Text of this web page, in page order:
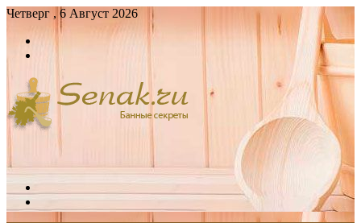
Четверг , 6 Август 2026
Войти
skin